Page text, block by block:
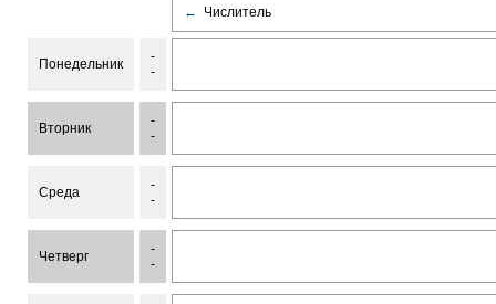
← Числитель
Понедельник
-
-
Вторник
-
-
Среда
-
-
Четверг
-
-